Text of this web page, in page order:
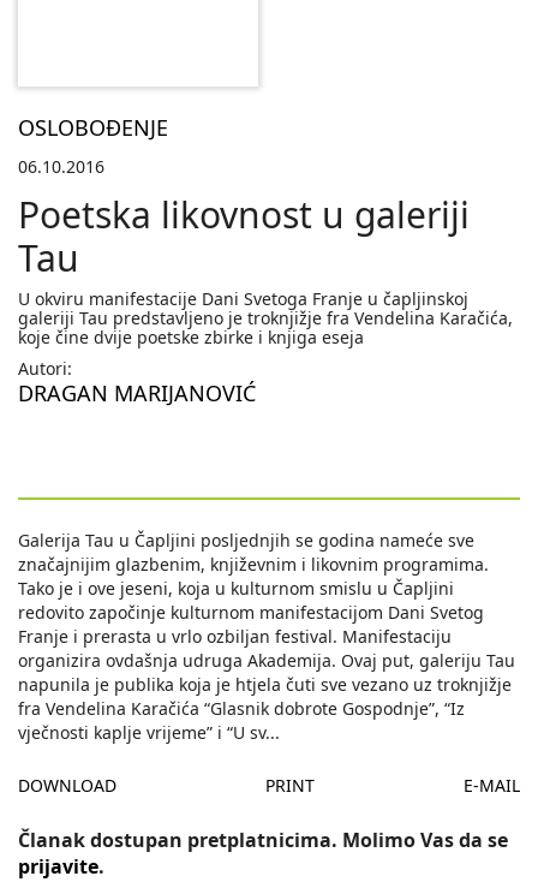
OSLOBOĐENJE
06.10.2016
Poetska likovnost u galeriji
Tau
U okviru manifestacije Dani Svetoga Franje u čapljinskoj
galeriji Tau predstavljeno je troknjižje fra Vendelina Karačića,
koje čine dvije poetske zbirke i knjiga eseja
Autori:
DRAGAN MARIJANOVIĆ
Galerija Tau u Čapljini posljednjih se godina nameće sve
značajnijim glazbenim, književnim i likovnim programima.
Tako je i ove jeseni, koja u kulturnom smislu u Čapljini
redovito započinje kulturnom manifestacijom Dani Svetog
Franje i prerasta u vrlo ozbiljan festival. Manifestaciju
organizira ovdašnja udruga Akademija. Ovaj put, galeriju Tau
napunila je publika koja je htjela čuti sve vezano uz troknjižje
fra Vendelina Karačića “Glasnik dobrote Gospodnje”, “Iz
vječnosti kaplje vrijeme” i “U sv...
DOWNLOAD PRINT E-MAIL
Članak dostupan pretplatnicima. Molimo Vas da se
prijavite.